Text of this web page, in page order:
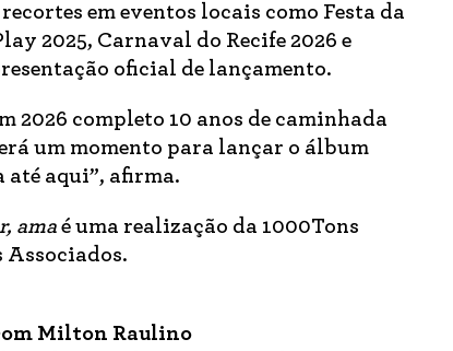
em eventos locais como Festa da
2025, Carnaval do Recife 2026 e
oficial de lançamento.
2026 completo 10 anos de caminhada
um momento para lançar o álbum
aqui”, afirma.
ama é uma realização da 1000Tons
Associados.
Milton Raulino